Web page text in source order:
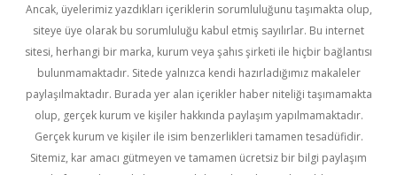
Ancak, üyelerimiz yazdıkları içeriklerin sorumluluğunu taşımakta olup,
siteye üye olarak bu sorumluluğu kabul etmiş sayılırlar. Bu internet
sitesi, herhangi bir marka, kurum veya şahıs şirketi ile hiçbir bağlantısı
bulunmamaktadır. Sitede yalnızca kendi hazırladığımız makaleler
paylaşılmaktadır. Burada yer alan içerikler haber niteliği taşımamakta
olup, gerçek kurum ve kişiler hakkında paylaşım yapılmamaktadır.
Gerçek kurum ve kişiler ile isim benzerlikleri tamamen tesadüfidir.
Sitemiz, kar amacı gütmeyen ve tamamen ücretsiz bir bilgi paylaşım